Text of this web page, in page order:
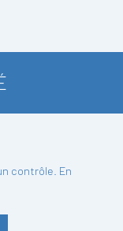
contrôle. En